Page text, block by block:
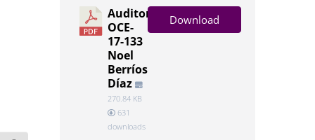
Auditoría
OCE-
17-133
Noel
Berríos
Díaz
270.84 KB
631
downloads
Download